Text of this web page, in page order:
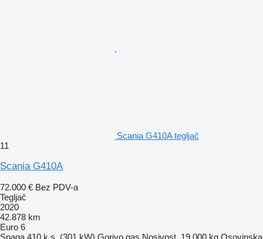
Scania G410A tegljač
11
Scania G410A
72.000 € Bez PDV-a
Tegljač
2020
42.878 km
Euro 6
Snaga 410 k.s. (301 kW) Gorivo gas Nosivost 19.000 kg Osovinska